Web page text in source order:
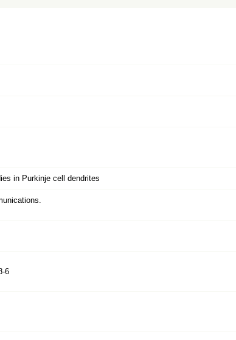
in Purkinje cell dendrites
6